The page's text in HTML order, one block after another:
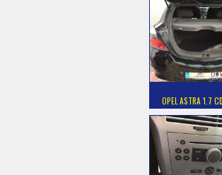
OPEL ASTRA 1.7